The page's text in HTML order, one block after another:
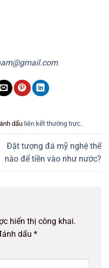
dấu liên kết thường trực.
Đặt tượng đá mỹ nghệ thế
nào để tiền vào như nước?
hiển thị công khai.
dấu *